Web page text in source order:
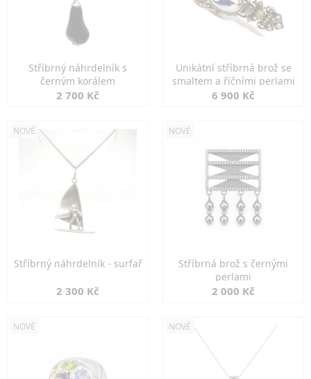
Stříbrný náhrdelník s
černým korálem
2 700 Kč
Unikátní stříbrná brož se
smaltem a říčními perlami
6 900 Kč
NOVÉ
Stříbrný náhrdelník - surfař
2 300 Kč
NOVÉ
Stříbrná brož s černými
perlami
2 000 Kč
NOVÉ NOVÉ